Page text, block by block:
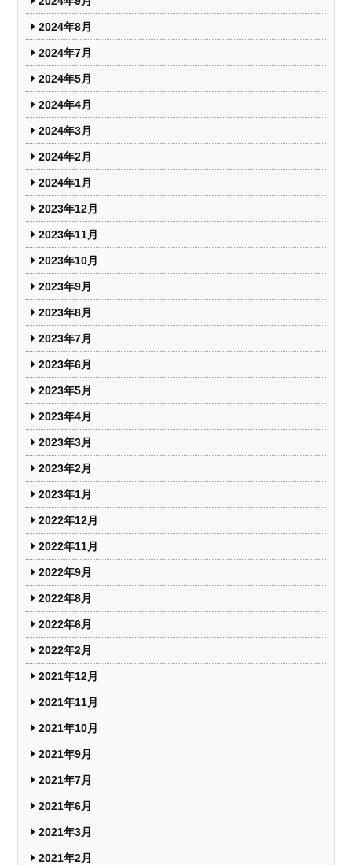
2024年8月
2024年7月
2024年5月
2024年4月
2024年3月
2024年2月
2024年1月
2023年12月
2023年11月
2023年10月
2023年9月
2023年8月
2023年7月
2023年6月
2023年5月
2023年4月
2023年3月
2023年2月
2023年1月
2022年12月
2022年11月
2022年9月
2022年8月
2022年6月
2022年2月
2021年12月
2021年11月
2021年10月
2021年9月
2021年7月
2021年6月
2021年3月
2021年2月